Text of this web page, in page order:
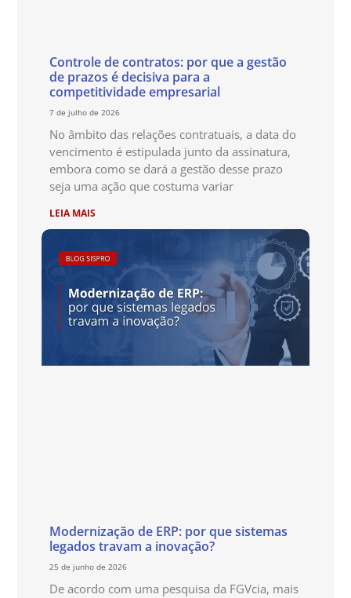
Controle de contratos: por que a gestão
de prazos é decisiva para a
competitividade empresarial
7 de julho de 2026
No âmbito das relações contratuais, a data do
vencimento é estipulada junto da assinatura,
embora como se dará a gestão desse prazo
seja uma ação que costuma variar
LEIA MAIS
Modernização de ERP: por que sistemas
legados travam a inovação?
25 de junho de 2026
De acordo com uma pesquisa da FGVcia, mais